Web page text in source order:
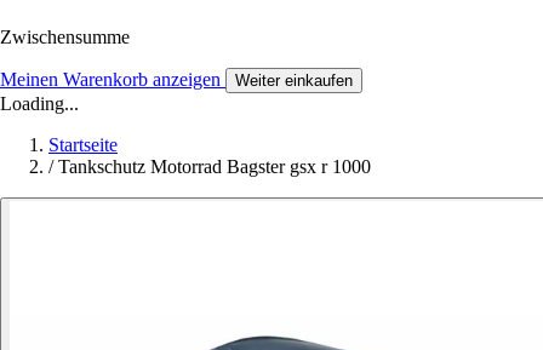
Zwischensumme
Meinen Warenkorb anzeigen Weiter einkaufen
Loading...
Startseite
/ Tankschutz Motorrad Bagster gsx r 1000